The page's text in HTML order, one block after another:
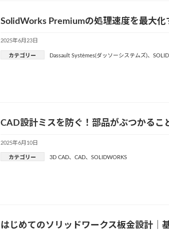
SolidWorks Premiumの処理速度を最大化
2025年6月23日
カテゴリー Dassault Systèmes(ダッソーシステムズ)、
CAD設計ミスを防ぐ！部品がぶつかるこ
2025年6月10日
カテゴリー 3D CAD、 CAD、 SOLIDWORKS
はじめてのソリッドワークス板金設計｜